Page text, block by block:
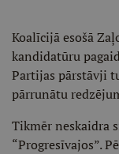
Koalīcijā esošā
kandidatūru
Partijas pārstāvji
pārrunātu
Tikmēr neskaidra
“Progresīvajos”.